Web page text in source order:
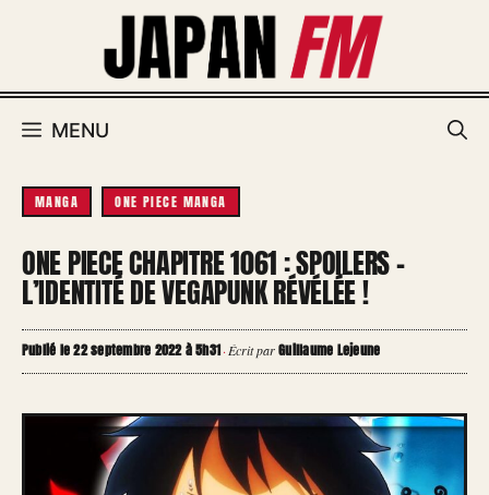
MENU
MANGA ONE PIECE MANGA
ONE PIECE CHAPITRE 1061 : SPOILERS -
L’IDENTITÉ DE VEGAPUNK RÉVÉLÉE !
Publié le 22 septembre 2022 à 5h31·Écrit parGuillaume Lejeune